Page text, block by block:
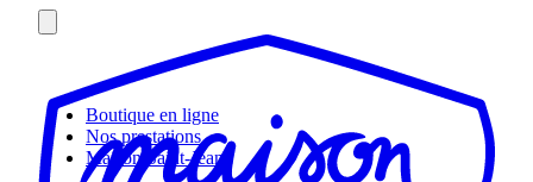
Skip
to
Boutique en ligne
Nos prestations
Maison Saint-Jean